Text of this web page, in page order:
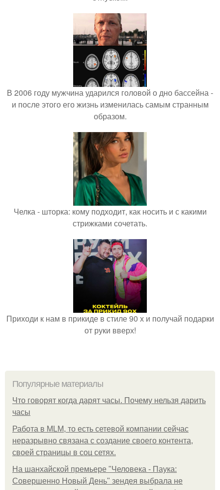
В 2006 году мужчина ударился головой о дно бассейна -
и после этого его жизнь изменилась самым странным
образом.
Челка - шторка: кому подходит, как носить и с какими
стрижками сочетать.
Приходи к нам в прикиде в стиле 90 х и получай подарки
от руки вверх!
Популярные материалы
Что говорят когда дарят часы. Почему нельзя дарить
часы
Работа в MLM, то есть сетевой компании сейчас
неразрывно связана с создание своего контента,
своей страницы в соц сетях.
На шанхайской премьере "Человека - Паука:
Совершенно Новый День" зендея выбрала не